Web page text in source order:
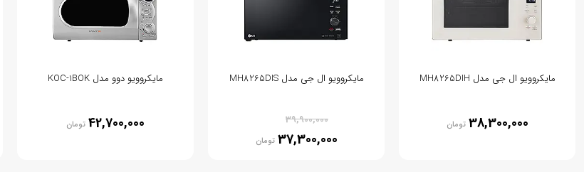
مایکروویو ال جی مدل MH8265DIH
38,300,000 تومان
مایکروویو ال جی مدل MH8265DIS
39,900,000
37,300,000 تومان
مایکروویو دوو مدل KOC-1BOK
42,700,000 تومان